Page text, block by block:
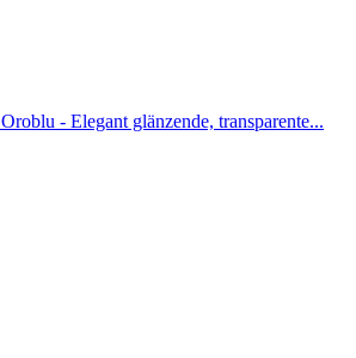
Oroblu - Elegant glänzende, transparente...